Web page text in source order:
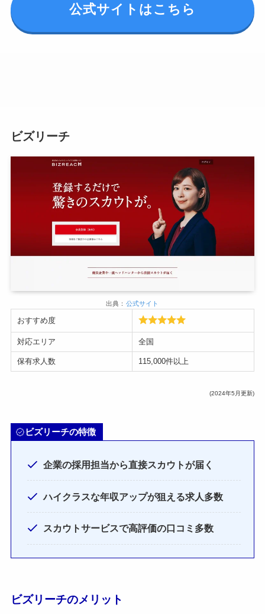
公式サイトはこちら
ビズリーチ
出典： 公式サイト
おすすめ度
対応エリア 全国
保有求人数 115,000件以上
(2024年5月更新)
ビズリーチの特徴
企業の採用担当から直接スカウトが届く
ハイクラスな年収アップが狙える求人多数
スカウトサービスで高評価の口コミ多数
ビズリーチのメリット